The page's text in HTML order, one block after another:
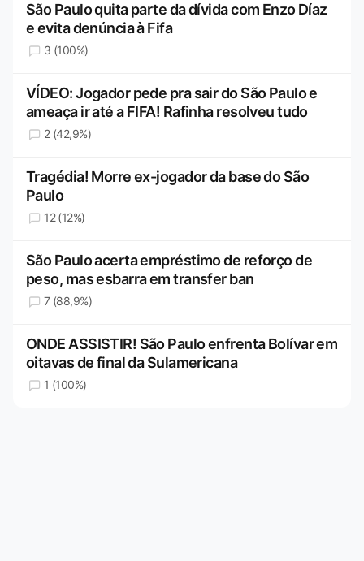
São Paulo quita parte da dívida com Enzo Díaz
e evita denúncia à Fifa
3 (100%)
VÍDEO: Jogador pede pra sair do São Paulo e
ameaça ir até a FIFA! Rafinha resolveu tudo
2 (42,9%)
Tragédia! Morre ex-jogador da base do São
Paulo
12 (12%)
São Paulo acerta empréstimo de reforço de
peso, mas esbarra em transfer ban
7 (88,9%)
ONDE ASSISTIR! São Paulo enfrenta Bolívar em
oitavas de final da Sulamericana
1 (100%)